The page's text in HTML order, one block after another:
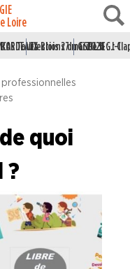
Loire
et Gaziéres
Tours Blois 27 mai 2026
Elections du CSE LSI : J-1
Grille IEG :
quoi
?